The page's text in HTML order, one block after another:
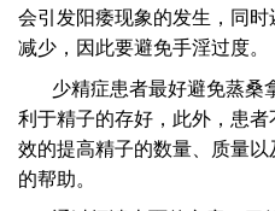
会引发阳痿现象的发生，同
减少，因此要避免手淫过度。
少精症患者最好避免蒸桑
利于精子的存好，此外，患
效的提高精子的数量、质量
的帮助。